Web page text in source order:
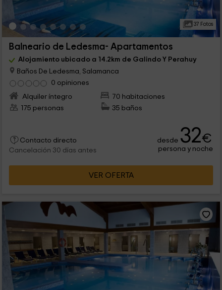
37 Fotos
Balneario de Ledesma- Apartamentos
Alojamiento ubicado a 14.2km de Galindo Y Perahuy
Baños De Ledesma, Salamanca
0 opiniones
Alquiler íntegro
70 habitaciones
175 personas
35 baños
Contacto directo
Cancelación 30 días antes
desde 32€
persona y noche
VER OFERTA